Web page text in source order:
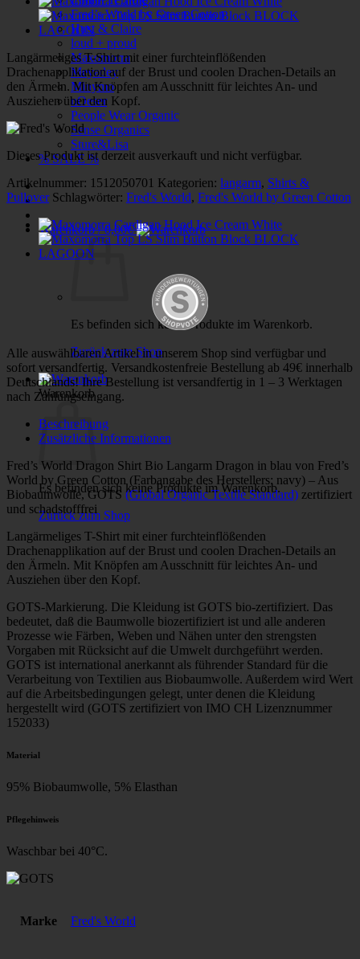
Fred’s World by Green Cotton
Hust & Claire
loud + proud
Maxomorra
Meyadey
Minymo
nOeser
People Wear Organic
Sense Organics
Sture&Lisa
% SALE %
Warenkorb /0,00€
Es befinden sich keine Produkte im Warenkorb.
Zurück zum Shop
Warenkorb
Es befinden sich keine Produkte im Warenkorb.
Zurück zum Shop
Langärmeliges T-Shirt mit einer furchteinflößenden
Drachenapplikation auf der Brust und coolen Drachen-Details an
den Ärmeln. Mit Knöpfen am Ausschnitt für leichtes An- und
Ausziehen über den Kopf.
Dieses Produkt ist derzeit ausverkauft und nicht verfügbar.
Artikelnummer: 1512050701 Kategorien: langarm, Shirts &
Pullover Schlagwörter: Fred's World, Fred's World by Green Cotton
Alle auswählbaren Artikel in unserem Shop sind verfügbar und
sofort versandfertig. Versandkostenfreie Bestellung ab 49€ innerhalb
Deutschlands! Ihre Bestellung ist versandfertig in 1 – 3 Werktagen
nach Zahlungseingang.
Beschreibung
Zusätzliche Informationen
Fred’s World Dragon Shirt Bio Langarm Dragon in blau von Fred’s
World by Green Cotton (Farbangabe des Herstellers: navy) – Aus
Biobaumwolle, GOTS (Global Organic Textile Standard) zertifiziert
und schadstofffrei
Langärmeliges T-Shirt mit einer furchteinflößenden
Drachenapplikation auf der Brust und coolen Drachen-Details an
den Ärmeln. Mit Knöpfen am Ausschnitt für leichtes An- und
Ausziehen über den Kopf.
GOTS-Markierung. Die Kleidung ist GOTS bio-zertifiziert. Das
bedeutet, daß die Baumwolle biozertifiziert ist und alle anderen
Prozesse wie Färben, Weben und Nähen unter den strengsten
Vorgaben mit Rücksicht auf die Umwelt durchgeführt werden.
GOTS ist international anerkannt als führender Standard für die
Verarbeitung von Textilien aus Biobaumwolle. Außerdem wird Wert
auf die Arbeitsbedingungen gelegt, unter denen die Kleidung
hergestellt wird (GOTS zertifiziert von IMO CH Lizenznummer
152033)
Material
95% Biobaumwolle, 5% Elasthan
Pflegehinweis
Waschbar bei 40°C.
Marke Fred's World